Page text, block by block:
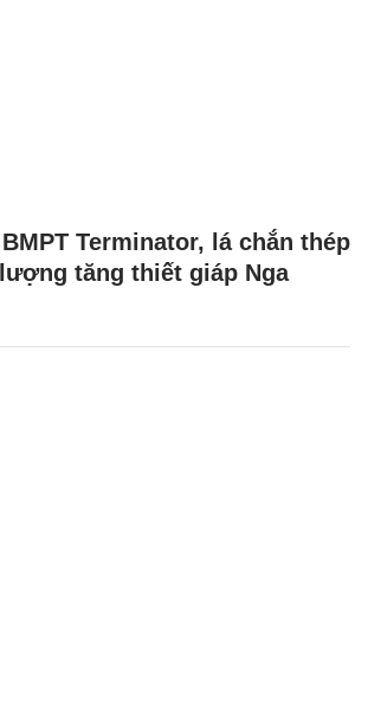
Terminator, lá chắn thép
tăng thiết giáp Nga